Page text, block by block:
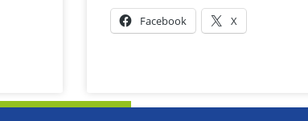
Facebook X